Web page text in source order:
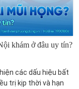
khám ở đâu uy tín?
các dấu hiệu bất
trị kịp thời và hạn